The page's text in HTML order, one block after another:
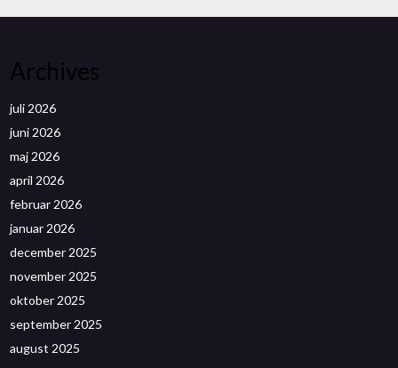
Archives
juli 2026
juni 2026
maj 2026
april 2026
februar 2026
januar 2026
december 2025
november 2025
oktober 2025
september 2025
august 2025